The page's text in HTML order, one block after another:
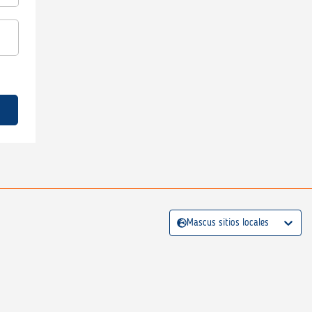
Mascus sitios locales